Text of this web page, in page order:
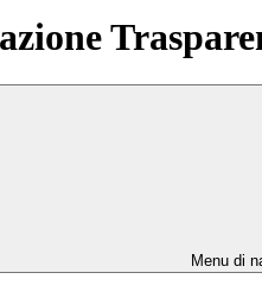
Menu di